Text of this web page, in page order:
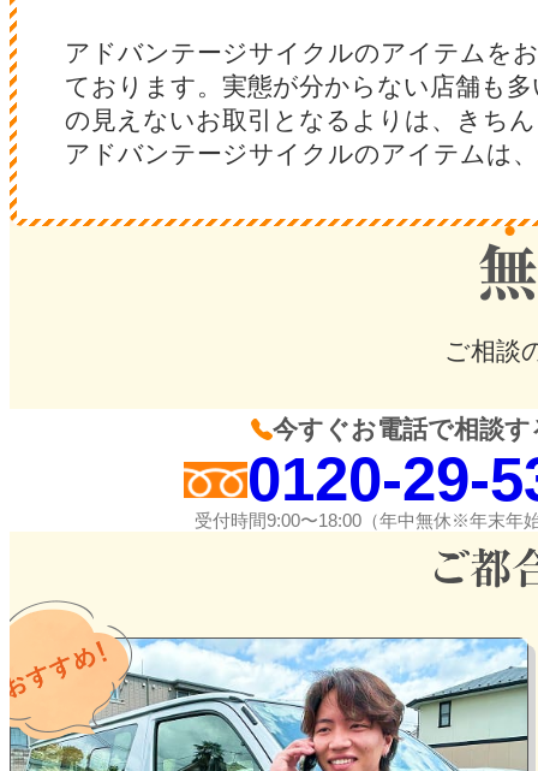
アドバンテージサイクルのアイテムを
ております。実態が分からない店舗も
の見えないお取引となるよりは、きち
アドバンテージサイクルのアイテムは
ご相談
今すぐお電話で相談す
0120-29-
受付時間9:00〜18:00（年中無休※年末年
ル
ー
プ